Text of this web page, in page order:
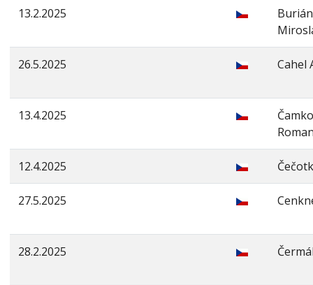
13.2.2025
26.5.2025 Cahel
13.4.2025
12.4.2025
27.5.2025
28.2.2025